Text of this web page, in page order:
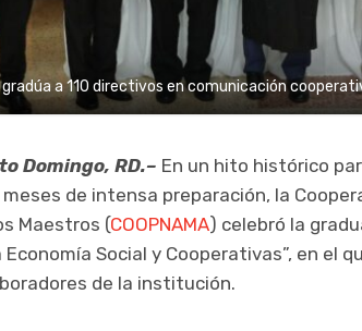
gradúa a 110 directivos en comunicación
Domingo, RD.– En un hito histórico
de intensa preparación, la
Maestros (COOPNAMA) celebró la
Economía Social y Cooperativas”, en el
de la institución.